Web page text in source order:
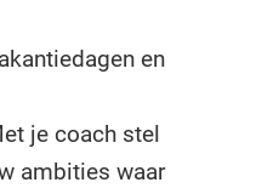
en
je coach stel
ambities waar